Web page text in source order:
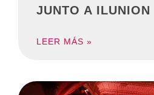
JUNTO A ILUNION
LEER MÁS »